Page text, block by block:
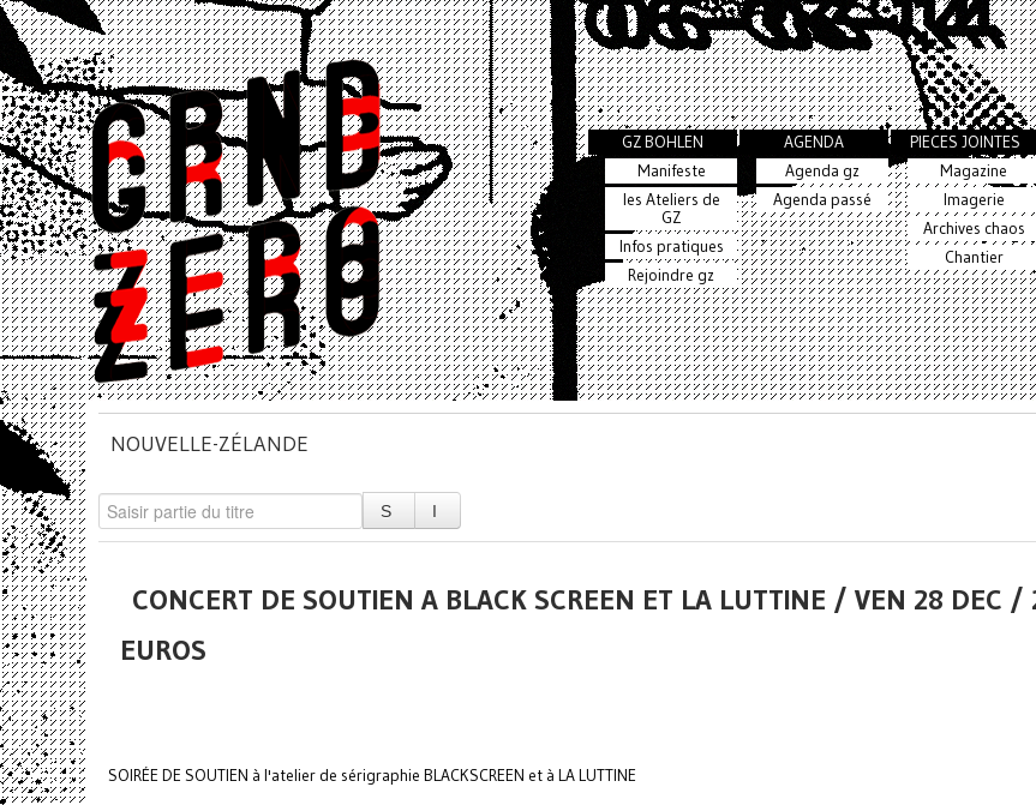
GZ BOHLEN
Manifeste
les Ateliers de
GZ
Infos pratiques
Rejoindre gz
AGENDA
Agenda gz
Agenda passé
PIECES JOINTES
Magazine
Imagerie
Archives chaos
Chantier
NOUVELLE-ZÉLANDE
CONCERT DE SOUTIEN A BLACK SCREEN ET LA LUTTINE / VEN 28 DEC
EUROS
SOIRÉE DE SOUTIEN à l'atelier de sérigraphie BLACKSCREEN et à LA LUTTINE